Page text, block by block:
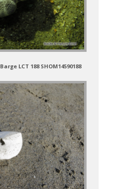
Barge LCT 188 SHOM14590188